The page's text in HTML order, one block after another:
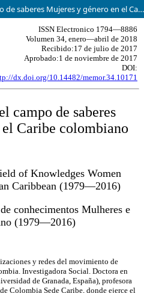
Producción escrita del campo de saberes Mujeres y género en el Caribe colombiano